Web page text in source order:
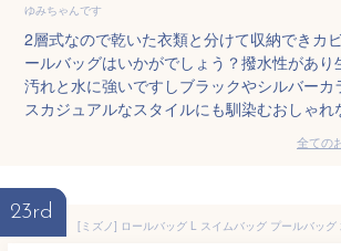
ゆみちゃんです
2層式なので乾いた衣類と分けて収納できカ
ールバッグはいかがでしょう？撥水性があり
汚れと水に強いですしブラックやシルバーカ
スカジュアルなスタイルにも馴染むおしゃれ
全ての
23rd